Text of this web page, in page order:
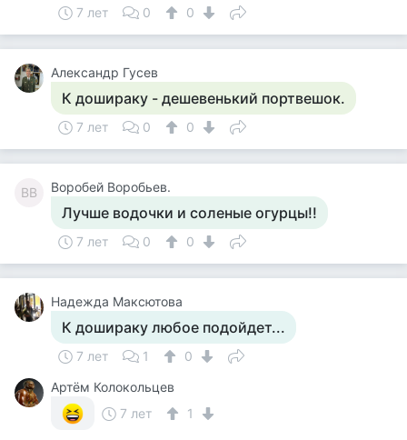
7 лет 0 0
Александр Гусев
К дошираку - дешевенький портвешок.
7 лет 0 0
ВВ Воробей Воробьев.
Лучше водочки и соленые огурцы!!
7 лет 0 0
Надежда Максютова
К дошираку любое подойдет...
7 лет 1
0
Артём Колокольцев
7 лет
1